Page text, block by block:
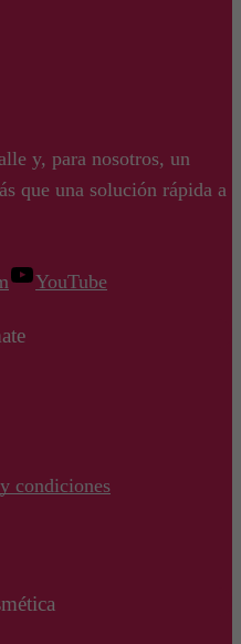
y, para nosotros, un
que una solución rápida a
YouTube
condiciones